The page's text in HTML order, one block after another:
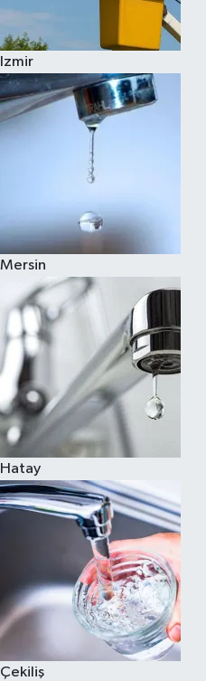
Izmir
Mersin
Hatay
Çekiliş